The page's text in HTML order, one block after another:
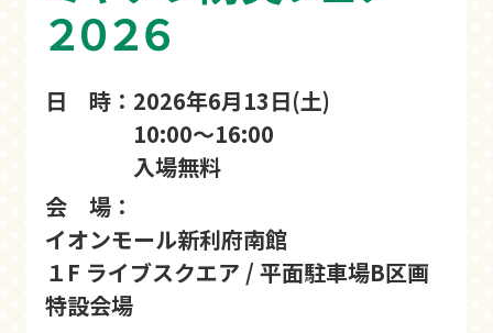
２０２６
日 時： 2026年6月13日(土)
10:00〜16:00
入場無料
会 場：
イオンモール新利府南館
１F ライブスクエア / 平面駐車場B区画
特設会場